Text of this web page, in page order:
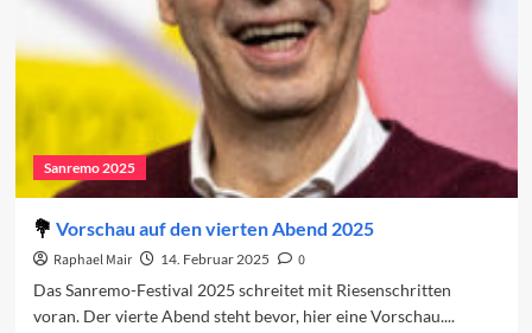
Sanremo 2025
Vorschau auf den vierten Abend 2025
Raphael Mair 14. Februar 2025
0
Das Sanremo-Festival 2025 schreitet mit Riesenschritten
voran. Der vierte Abend steht bevor, hier eine Vorschau....